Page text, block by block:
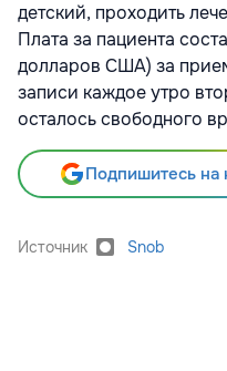
детский, проходить
Плата за пациента
долларов США) за
записи каждое утро
осталось свободного
Подпишитесь на
Источник Snob